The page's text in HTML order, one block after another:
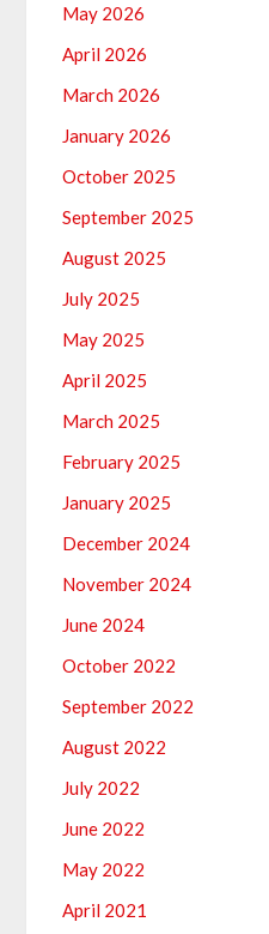
May 2026
April 2026
March 2026
January 2026
October 2025
September 2025
August 2025
July 2025
May 2025
April 2025
March 2025
February 2025
January 2025
December 2024
November 2024
June 2024
October 2022
September 2022
August 2022
July 2022
June 2022
May 2022
April 2021